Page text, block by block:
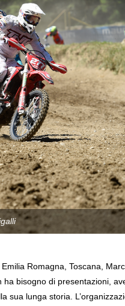
Romagna, Toscana,
bisogno di presentazioni,
sua lunga storia.